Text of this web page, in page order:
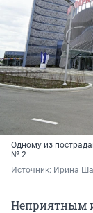
Одному из
№ 2
Источник: Ирина
Неприятным